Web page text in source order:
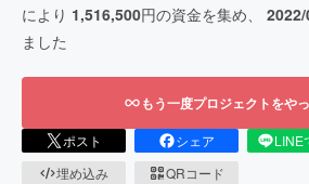
により 1,516,500円の資金を集め、 2022/
ました
もう一度プロジェクトをや
ポスト シェア LINE
埋め込み
QRコード